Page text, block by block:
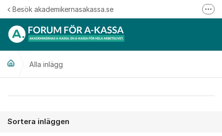
Hoppa till innehåll
Besök akademikernasakassa.se
Alla inlägg
Sortera inläggen